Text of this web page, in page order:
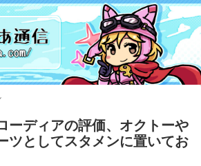
ーディアの評価、オクトーや
ツとしてスタメンに置いてお